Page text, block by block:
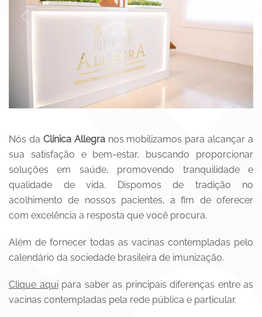
Nós da Clínica Allegranos mobilizamos para alcançar a
sua satisfação e bem-estar, buscando proporcionar
soluções em saúde, promovendo tranquilidade e
qualidade de vida. Dispomos de tradição no
acolhimento de nossos pacientes, a fim de oferecer
com excelência a resposta que você procura.
Além de fornecer todas as vacinas contempladas pelo
calendário da sociedade brasileira de imunização.
Clique aquipara saber as principais diferenças entre as
vacinas contempladas pela rede pública e particular.